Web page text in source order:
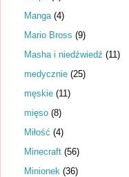
Manga (4)
Mario Bross (9)
Masha i niedźwiedź (11)
medycznie (25)
męskie (11)
mięso (8)
Miłość (4)
Minecraft (56)
Minionek (36)